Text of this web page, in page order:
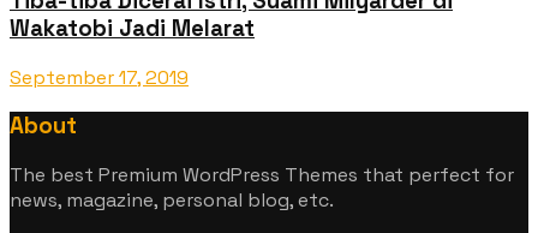
Wakatobi Jadi Melarat
September 17, 2019
About
The best Premium WordPress Themes that perfect for
news, magazine, personal blog, etc.